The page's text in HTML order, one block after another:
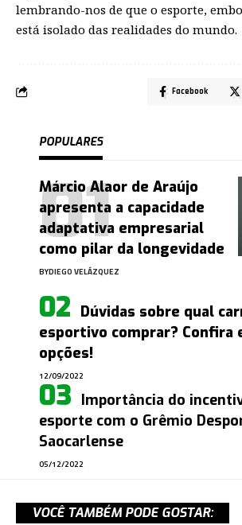
lembrando-nos de que o esporte,
está isolado das realidades do mundo.
Facebook
POPULARES
Márcio Alaor de Araújo
apresenta a capacidade
adaptativa empresarial
como pilar da longevidade
BYDIEGO VELÁZQUEZ
Dúvidas sobre qual
esportivo comprar? Confira
opções!
12/09/2022
Importância do
esporte com o Grêmio
Saocarlense
05/12/2022
VOCÊ TAMBÉM PODE GOSTAR: